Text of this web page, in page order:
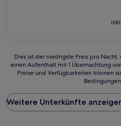
Dies
ist
Preis
pro
Nacht,
Dies ist der niedrigste Preis pro
einen Aufenthalt mit 1 Übernachtung
Preise und Verfügbarkeiten können
Weitere Unterkünfte